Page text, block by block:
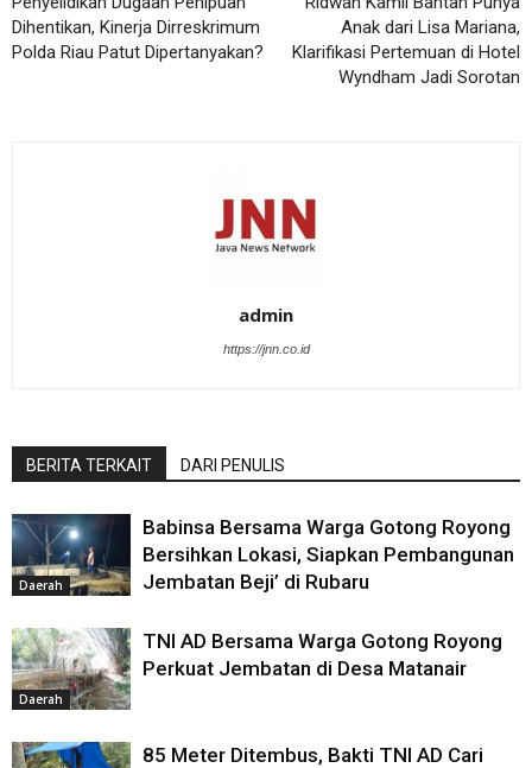
Dihentikan, Kinerja Dirreskrimum
Polda Riau Patut Dipertanyakan?
Anak dari Lisa Mariana,
Klarifikasi Pertemuan di Hotel
Wyndham Jadi Sorotan
admin
https://jnn.co.id
BERITA TERKAIT DARI PENULIS
Daerah
Babinsa Bersama Warga Gotong Royong
Bersihkan Lokasi, Siapkan Pembangunan
Jembatan Beji’ di Rubaru
Daerah
TNI AD Bersama Warga Gotong Royong
Perkuat Jembatan di Desa Matanair
85 Meter Ditembus, Bakti TNI AD Cari